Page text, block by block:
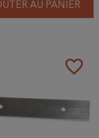
AU PANIER
favorite_border